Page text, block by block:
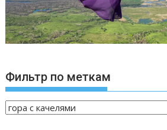
Фильтр по меткам